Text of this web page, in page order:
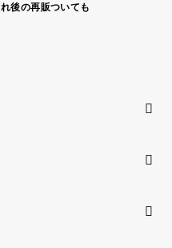
れ後の再販ついても